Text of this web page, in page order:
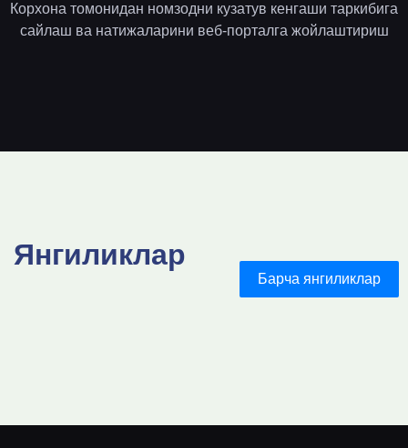
Корхона томонидан номзодни кузатув кенгаши таркибига
сайлаш ва натижаларини веб-порталга жойлаштириш
Янгиликлар
Барча янгиликлар